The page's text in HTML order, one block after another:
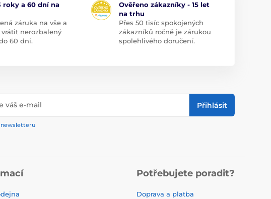
roky a 60 dní na
záruka na vše a
nerozbalený
60 dní.
Ověřeno zákazníky - 15 let
na trhu
Přes 50 tisíc spokojených
zákazníků ročně je zárukou
spolehlivého doručení.
váš e-mail Přihlásit
newsletteru
Potřebujete poradit?
Doprava a platba